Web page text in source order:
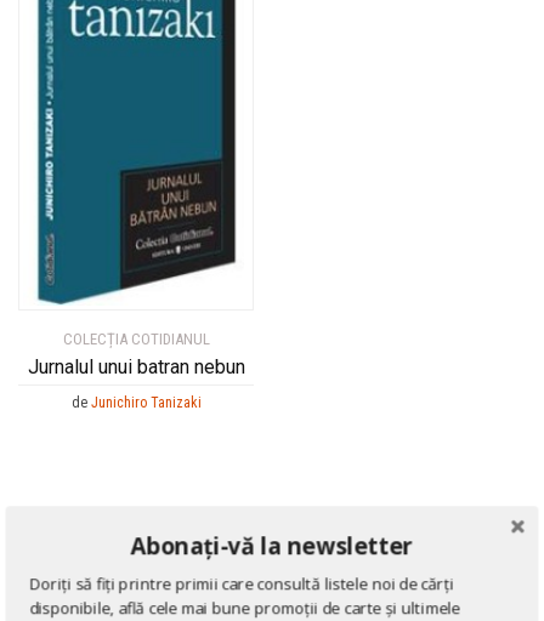
COLECȚIA COTIDIANUL
Jurnalul unui batran nebun
de Junichiro Tanizaki
Abonați-vă la newsletter
Doriți să fiți printre primii care consultă listele noi de cărți
disponibile, află cele mai bune promoții de carte și ultimele